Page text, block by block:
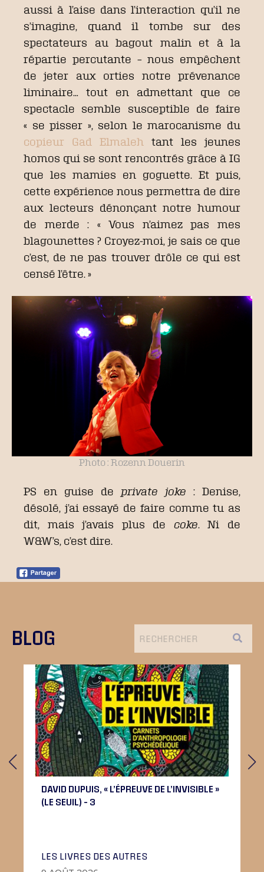
aussi à l’aise dans l’interaction qu’il ne
s’imagine, quand il tombe sur des
spectateurs au bagout malin et à la
répartie percutante – nous empêchent
de jeter aux orties notre prévenance
liminaire… tout en admettant que ce
spectacle semble susceptible de faire
« se pisser », selon le marocanisme du
copieur Gad Elmaleh tant les jeunes
homos qui se sont rencontrés grâce à IG
que les mamies en goguette. Et puis,
cette expérience nous permettra de dire
aux lecteurs dénonçant notre humour
de merde : « Vous n’aimez pas mes
blagounettes ? Croyez-moi, je sais ce que
c’est, de ne pas trouver drôle ce qui est
censé l’être. »
Photo : Rozenn Douerin
PS en guise de private joke : Denise,
désolé, j’ai essayé de faire comme tu as
dit, mais j’avais plus de coke. Ni de
W&W’s, c’est dire.
BLOG
DAVID DUPUIS, « L’ÉPREUVE DE L’INVISIBLE »
(LE SEUIL) – 3
LES LIVRES DES AUTRES